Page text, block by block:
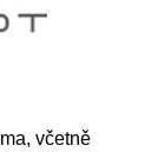
včetně